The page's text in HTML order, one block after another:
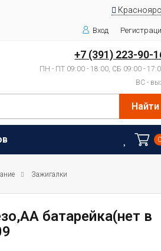
Вход
+7 (391) 223-90-
ПН - ПТ 09:00 - 18:00, СБ 09:00 -
ВС -
Найти
Зажигалки
батарейка(нет в